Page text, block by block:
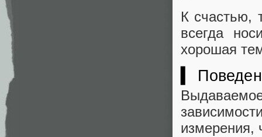
К счастью,
всегда
хорошая
▍
измерения,